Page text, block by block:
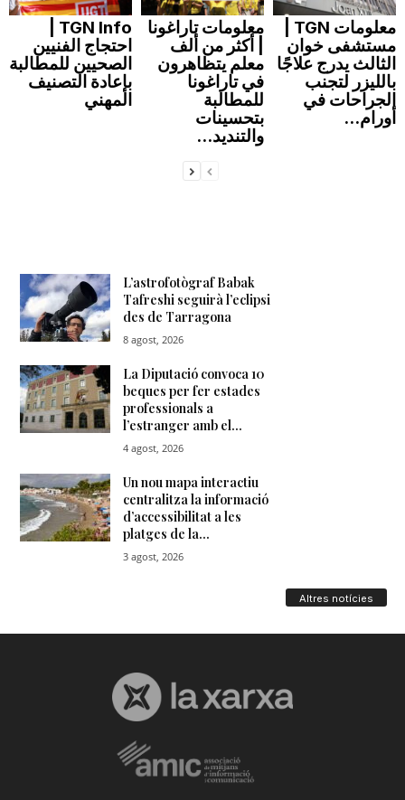
احتجاج الفنيين
الصحيين للمطالبة
بإعادة التصنيف
المهني
معلومات تاراغونا
| أكثر من ألف
معلم يتظاهرون
في تاراغونا
للمطالبة
بتحسينات
والتنديد...
مستشفى خوان
الثالث يدرج علاجًا
بالليزر لتجنب
الجراحات في
أورام...
Altres notícies